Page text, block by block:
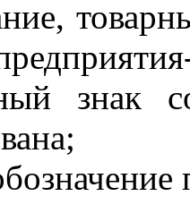
,
знак
;